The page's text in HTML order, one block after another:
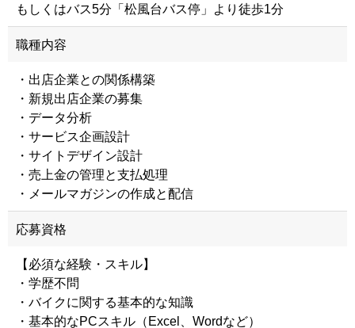
もしくはバス5分「松風台バス停」より徒歩1分
職種内容
・出店企業との関係構築
・新規出店企業の募集
・データ分析
・サービス企画設計
・サイトデザイン設計
・売上金の管理と支払処理
・メールマガジンの作成と配信
応募資格
【必須な経験・スキル】
・学歴不問
・バイクに関する基本的な知識
・基本的なPCスキル（Excel、Wordなど）